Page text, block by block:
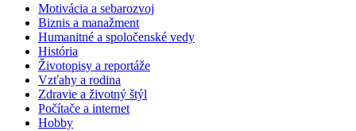
Motivácia a sebarozvoj
Biznis a manažment
Humanitné a spoločenské vedy
História
Životopisy a reportáže
Vzťahy a rodina
Zdravie a životný štýl
Počítače a internet
Hobby